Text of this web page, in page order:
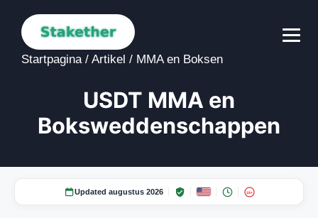
Startpagina / Artikel / MMA en Boksen
USDT MMA en
Boksweddenschappen
Updated augustus 2026 18+